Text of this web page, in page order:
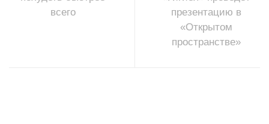
всего
презентацию в
«Открытом
пространстве»